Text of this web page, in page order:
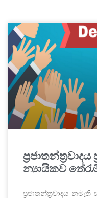
න්‍යායිකව
ප්‍රජාතන්ත්‍රවාදය